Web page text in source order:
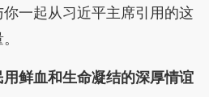
一起从习近平主席引用的这
鲜血和生命凝结的深厚情谊